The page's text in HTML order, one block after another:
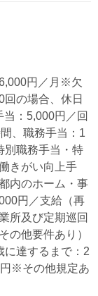
円／月※欠
の場合、休日
：5,000円／回
、職務手当：1
職務手当・特
きがい向上手
内のホーム・事
円／支給（再
所及び定期巡回
の他要件あり）
に達するまで：2
※その他規定あ